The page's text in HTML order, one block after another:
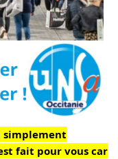
simplement
fait pour vous car